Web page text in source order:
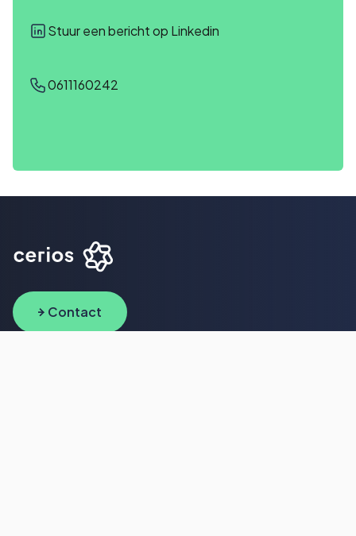
Stuur een bericht op Linkedin
0611160242
Contact